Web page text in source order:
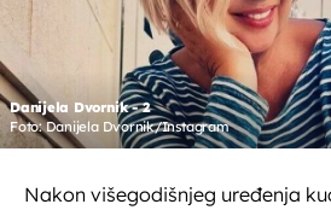
Danijela Dvornik - 2
Foto: Danijela Dvornik/Instagram
Nakon višegodišnjeg uređenja